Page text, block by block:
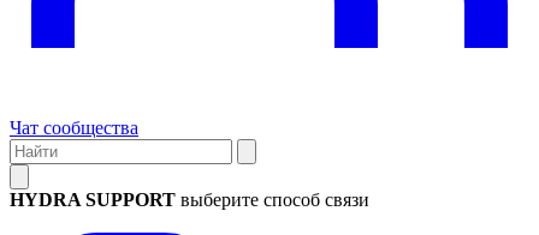
Чат сообщества
HYDRA SUPPORT выберите способ связи